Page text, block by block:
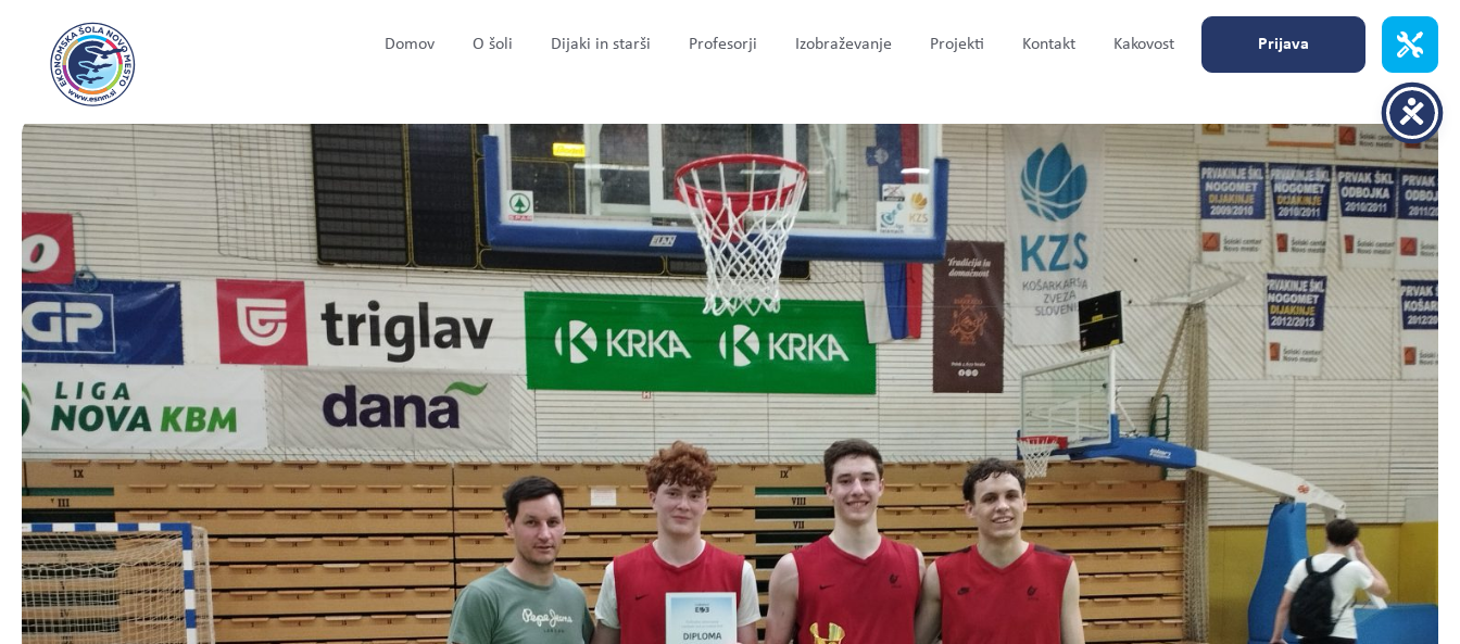
Domov O šoli Dijaki in starši Profesorji Izobraževanje Projekti Kontakt Kakovost Prijava